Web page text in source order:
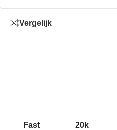
Vergelijk
Fast
20k